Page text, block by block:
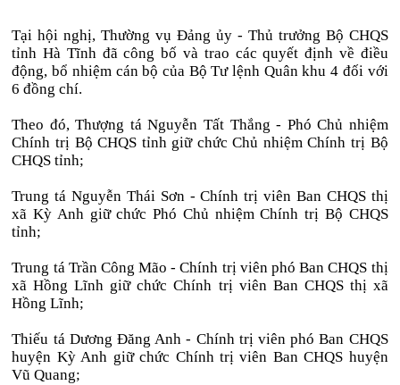
Tại hội nghị, Thường vụ Đảng ủy - Thủ trưởng Bộ CHQS
tỉnh Hà Tĩnh đã công bố và trao các quyết định về điều
động, bổ nhiệm cán bộ của Bộ Tư lệnh Quân khu 4 đối với
6 đồng chí.
Theo đó, Thượng tá Nguyễn Tất Thắng - Phó Chủ nhiệm
Chính trị Bộ CHQS tỉnh giữ chức Chủ nhiệm Chính trị Bộ
CHQS tỉnh;
Trung tá Nguyễn Thái Sơn - Chính trị viên Ban CHQS thị
xã Kỳ Anh giữ chức Phó Chủ nhiệm Chính trị Bộ CHQS
tỉnh;
Trung tá Trần Công Mão - Chính trị viên phó Ban CHQS thị
xã Hồng Lĩnh giữ chức Chính trị viên Ban CHQS thị xã
Hồng Lĩnh;
Thiếu tá Dương Đăng Anh - Chính trị viên phó Ban CHQS
huyện Kỳ Anh giữ chức Chính trị viên Ban CHQS huyện
Vũ Quang;